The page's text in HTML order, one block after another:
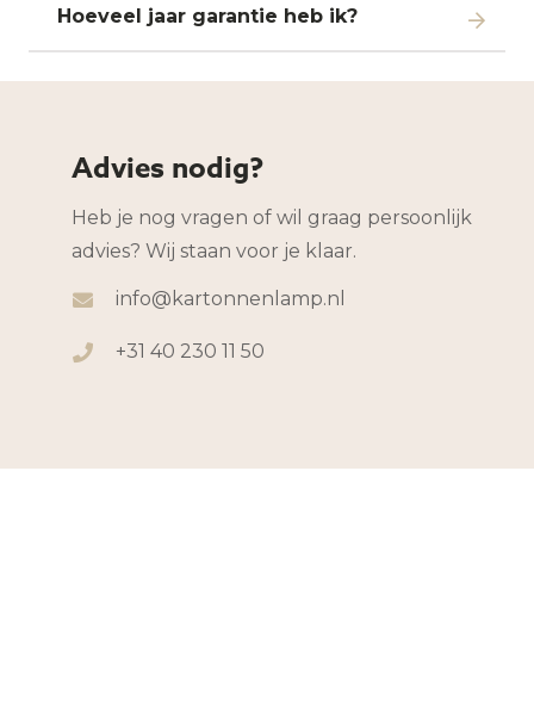
Hoeveel jaar garantie heb ik?
Advies nodig?
Heb je nog vragen of wil graag persoonlijk
advies? Wij staan voor je klaar.
info@kartonnenlamp.nl
+31 40 230 11 50